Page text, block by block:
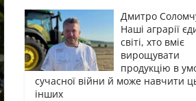
Дмитро
Наші аграрії
світі, хто вміє
вирощувати
продукцію в
сучасної війни й може навчити
інших